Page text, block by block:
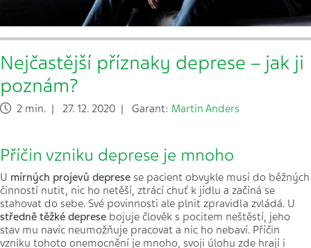
Nejčastější příznaky deprese – jak ji
poznám?
2 min. | 27. 12. 2020 | Garant: Martin Anders
Příčin vzniku deprese je mnoho
U mírných projevů deprese se pacient obvykle musí do běžných
činností nutit, nic ho netěší, ztrácí chuť k jídlu a začíná se
stahovat do sebe. Své povinnosti ale plnit zpravidla zvládá. U
středně těžké deprese bojuje člověk s pocitem neštěstí, jeho
stav mu navíc neumožňuje pracovat a nic ho nebaví. Příčin
vzniku tohoto onemocnění je mnoho, svoji úlohu zde hrají i